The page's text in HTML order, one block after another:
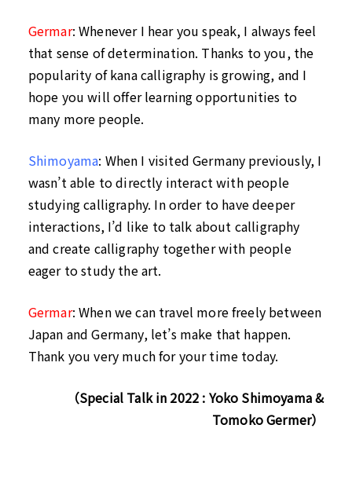
Germar: Whenever I hear you speak, I always feel
that sense of determination. Thanks to you, the
popularity of kana calligraphy is growing, and I
hope you will offer learning opportunities to
many more people.
Shimoyama: When I visited Germany previously, I
wasn’t able to directly interact with people
studying calligraphy. In order to have deeper
interactions, I’d like to talk about calligraphy
and create calligraphy together with people
eager to study the art.
Germar: When we can travel more freely between
Japan and Germany, let’s make that happen.
Thank you very much for your time today.
（Special Talk in 2022 : Yoko Shimoyama &
Tomoko Germer）